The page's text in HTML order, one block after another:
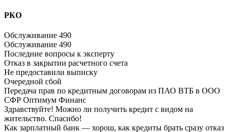
РКО
Обслуживание 490
Обслуживание 490
Последние вопросы к эксперту
Отказ в закрытии расчетного счета
Не предоставили выписку
Очередной сбой
Передача прав по кредитным договорам из ПАО ВТБ в ООО
СФР Оптимум Финанс
Здравствуйте! Можно ли получить кредит с видом на
жительство. Спасибо!
Как зарплатный банк — хорош, как кредиты брать сразу отказ